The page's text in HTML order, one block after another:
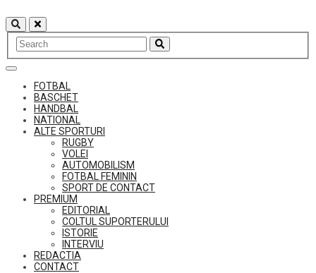
to
content
FOTBAL
BASCHET
HANDBAL
NATIONAL
ALTE SPORTURI
RUGBY
VOLEI
AUTOMOBILISM
FOTBAL FEMININ
SPORT DE CONTACT
PREMIUM
EDITORIAL
COLTUL SUPORTERULUI
ISTORIE
INTERVIU
REDACTIA
CONTACT